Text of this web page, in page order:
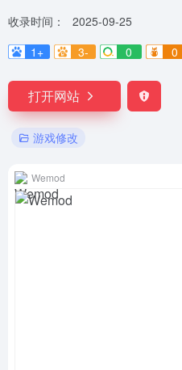
收录时间：
2025-09-25
1+
3- 0 0
打开网站
游戏修改
Wemod